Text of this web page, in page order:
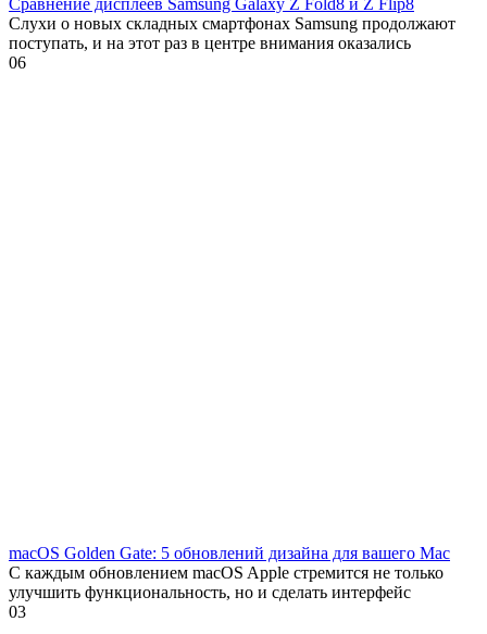
Сравнение дисплеев Samsung Galaxy Z Fold8 и Z Flip8
Слухи о новых складных смартфонах Samsung продолжают
поступать, и на этот раз в центре внимания оказались
06
macOS Golden Gate: 5 обновлений дизайна для вашего Mac
С каждым обновлением macOS Apple стремится не только
улучшить функциональность, но и сделать интерфейс
03